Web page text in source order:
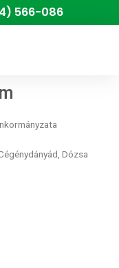
566-086
Dózsa